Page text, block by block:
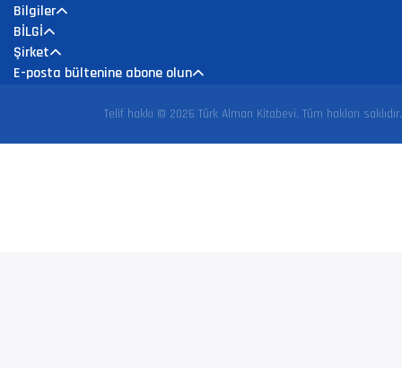
Bilgiler
BİLGİ
Şirket
E-posta bültenine abone olun
Telif hakkı © 2026 Türk Alman Kitabevi. Tüm hakları saklıdır.